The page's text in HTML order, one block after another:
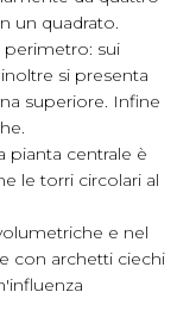
un quadrato.
perimetro: sui
si presenta
superiore. Infine
pianta centrale è
le torri circolari al
e nel
con archetti ciechi